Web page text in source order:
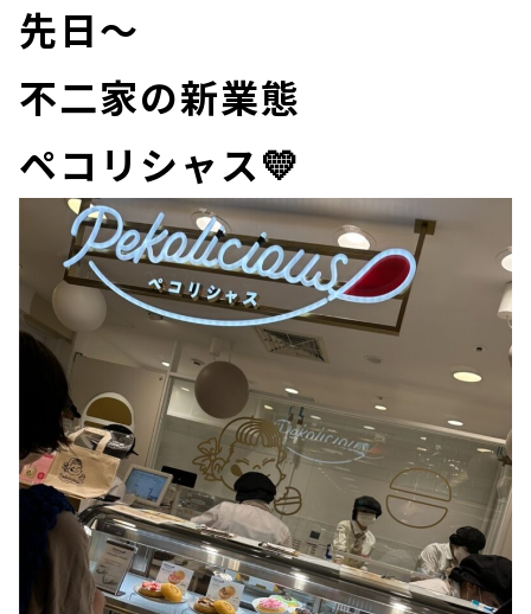
先日～
不二家の新業態
ペコリシャス💛